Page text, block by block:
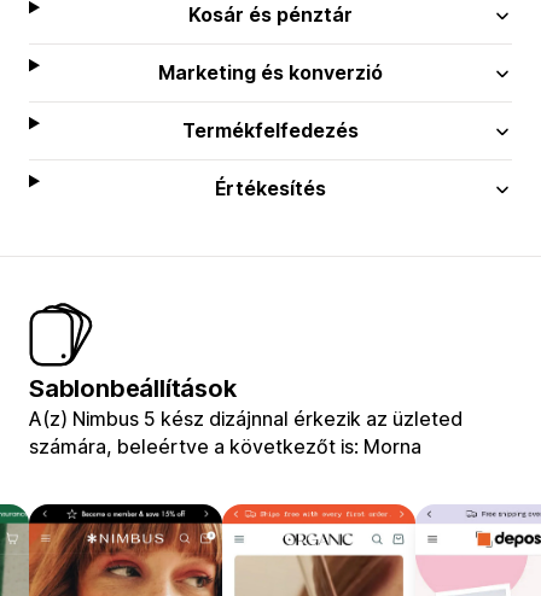
Kosár és pénztár
Marketing és konverzió
Termékfelfedezés
Értékesítés
Sablonbeállítások
A(z) Nimbus 5 kész dizájnnal érkezik az üzleted
számára, beleértve a következőt is: Morna